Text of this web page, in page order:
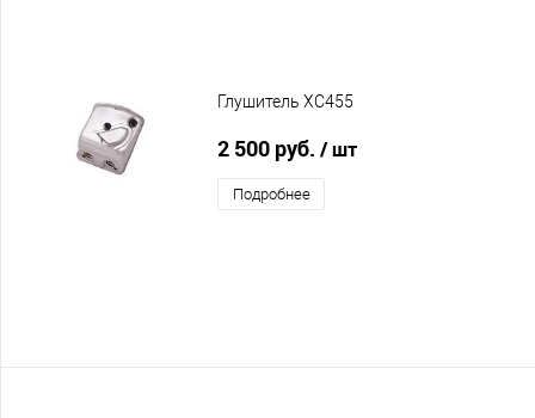
Глушитель XC455
2 500 руб. / шт
Подробнее